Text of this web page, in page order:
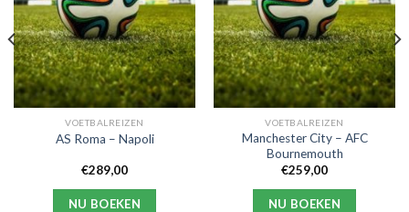
VOETBALREIZEN
AS Roma – Napoli
€289,00
NU BOEKEN
VOETBALREIZEN
Manchester City – AFC
Bournemouth
€259,00
NU BOEKEN